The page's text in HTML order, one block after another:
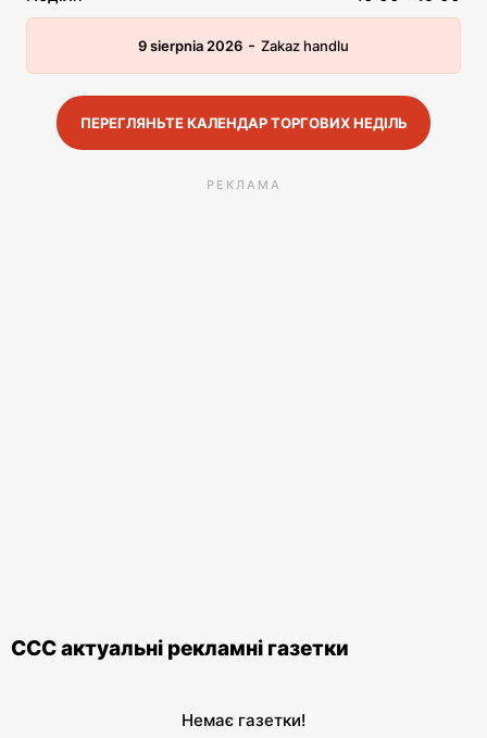
9 sierpnia 2026 - Zakaz handlu
ПЕРЕГЛЯНЬТЕ КАЛЕНДАР ТОРГОВИХ НЕДІЛЬ
РЕКЛАМА
CCC актуальні рекламні газетки
Немає газетки!